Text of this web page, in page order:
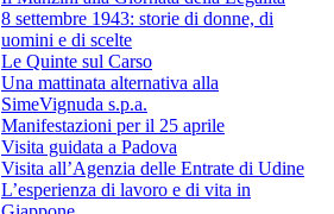
8 settembre 1943: storie di donne, di
uomini e di scelte
Le Quinte sul Carso
Una mattinata alternativa alla
SimeVignuda s.p.a.
Manifestazioni per il 25 aprile
Visita guidata a Padova
Visita all’Agenzia delle Entrate di Udine
L’esperienza di lavoro e di vita in